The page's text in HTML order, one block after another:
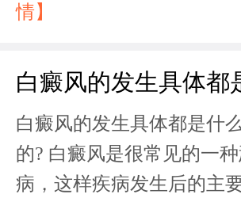
情】
白癜风的发生具体都是什
的? 白癜风是很常见的一
病，这样疾病发生后的主